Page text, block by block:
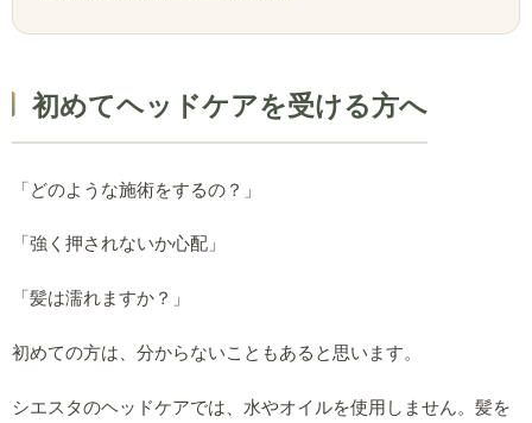
初めてヘッドケアを受ける方へ
「どのような施術をするの？」
「強く押されないか心配」
「髪は濡れますか？」
初めての方は、分からないこともあると思います。
シエスタのヘッドケアでは、水やオイルを使用しません。髪を